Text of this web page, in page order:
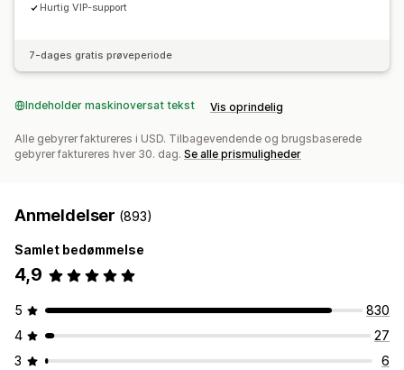
Hurtig VIP-support
7-dages gratis prøveperiode
Indeholder maskinoversat tekst Vis oprindelig
Alle gebyrer faktureres i USD. Tilbagevendende og brugsbaserede
gebyrer faktureres hver 30. dag. Se alle prismuligheder
Anmeldelser (893)
Samlet bedømmelse
4,9
5
830
4
27
3
6